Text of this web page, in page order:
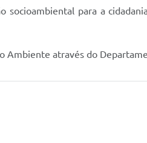
para a
através do